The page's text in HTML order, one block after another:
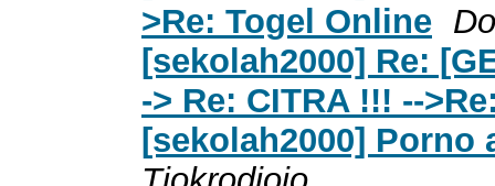
>Re: Togel Online
[sekolah2000] Re:
-> Re: CITRA !!! --
[sekolah2000] Porno